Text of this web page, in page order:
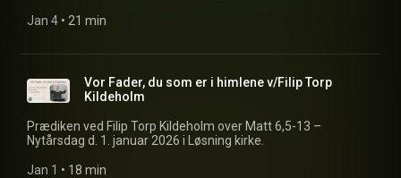
Jan 4 • 21 min
Vor Fader, du som er i himlene v/Filip Torp
Kildeholm
Prædiken ved Filip Torp Kildeholm over Matt 6,5-13 –
Nytårsdag d. 1. januar 2026 i Løsning kirke.
Jan 1 • 18 min